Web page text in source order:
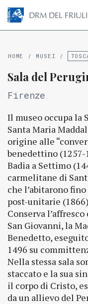
DRM DEL
HOME / MUSEI /
Sala del
Firenze
Il museo occupa la
Santa Maria
origine alle
benedettino
Badia a Settimo
carmelitane di
che l’abitarono
post-unitarie
Conserva
San Giovanni, la
Benedetto,
1496 su
Nella stessa sala
staccato e la sua
il corpo di Cristo,
da un allievo del